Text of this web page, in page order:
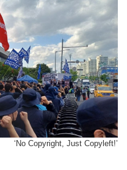
‘No Copyright, Just Copyleft!’